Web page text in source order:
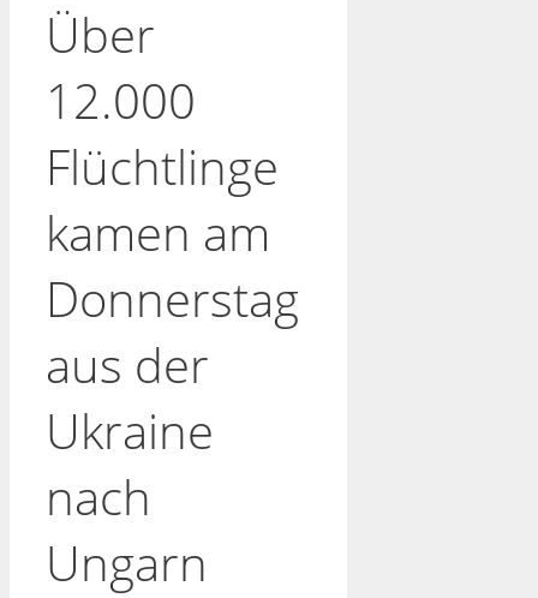
Über
12.000
Flüchtlinge
kamen am
Donnerstag
aus der
Ukraine
nach
Ungarn